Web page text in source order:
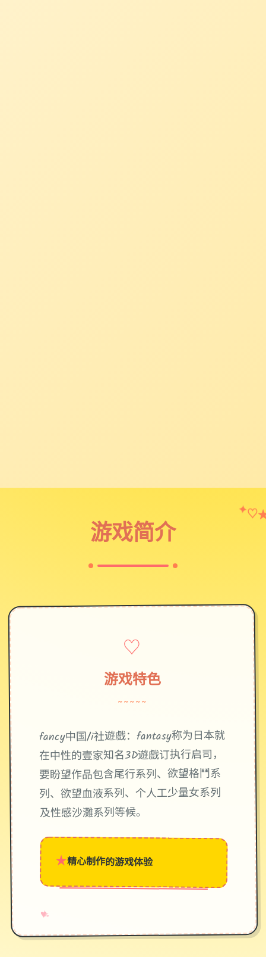
游戏简介
♡
♡
游戏特色
~~~~~
fancy中国/i社遊戲：fantasy称为日本就
在中性的壹家知名3D遊戲订执行启司，
要盼望作品包含尾行系列、欲望格鬥系
列、欲望血液系列、个人工少量女系列
及性感沙灘系列等候。
★精心制作的游戏体验
♥
✧
→